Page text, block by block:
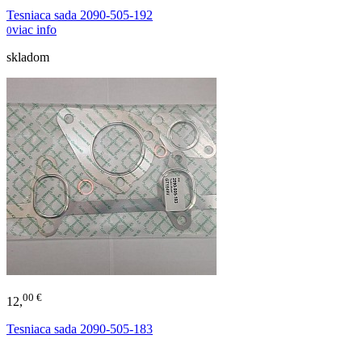
Tesniaca sada 2090-505-192
0viac info
skladom
12,00 €
Tesniaca sada 2090-505-183